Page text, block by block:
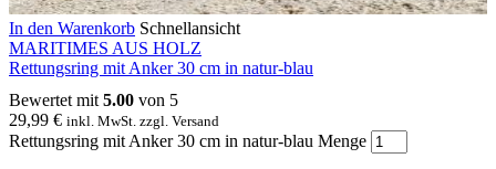
In den Warenkorb Schnellansicht
MARITIMES AUS HOLZ
Rettungsring mit Anker 30 cm in natur-blau
Bewertet mit 5.00 von 5
29,99 € inkl. MwSt. zzgl. Versand
Rettungsring mit Anker 30 cm in natur-blau Menge